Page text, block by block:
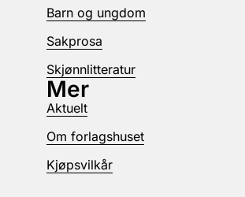
Barn og ungdom
Sakprosa
Skjønnlitteratur
Mer
Aktuelt
Om forlagshuset
Kjøpsvilkår